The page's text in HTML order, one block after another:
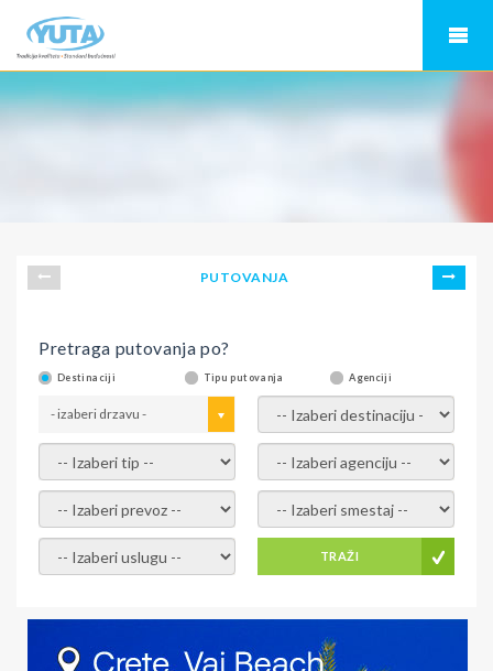
PUTOVANJA
Pretraga putovanja po?
Destinaciji Tipu putovanja Agenciji
- izaberi drzavu - - izaberi destinaciju -
- izaberi tip - - izaberi agenciju -
- izaberi prevoz - - Izaberite smestaj -
- Izaberite uslugu - TRAŽI